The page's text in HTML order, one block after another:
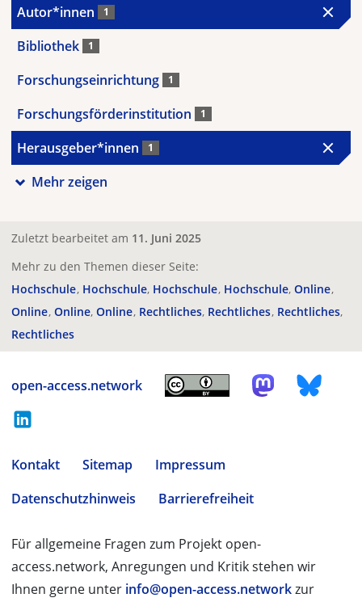
Autor*innen 1
Bibliothek 1
Forschungseinrichtung 1
Forschungsförderinstitution 1
Herausgeber*innen 1
Mehr zeigen
Zuletzt bearbeitet am 11. Juni 2025
Mehr zu den Themen dieser Seite:
Hochschule Hochschule Hochschule Hochschule Online
Online Online Online Rechtliches Rechtliches Rechtliches
Rechtliches
open-access.network
Kontakt Sitemap
Impressum
Datenschutzhinweis
Barrierefreiheit
Für allgemeine Fragen zum Projekt open-
access.network, Anregungen und Kritik stehen wir
Ihnen gerne unter info@open-access.networkzur